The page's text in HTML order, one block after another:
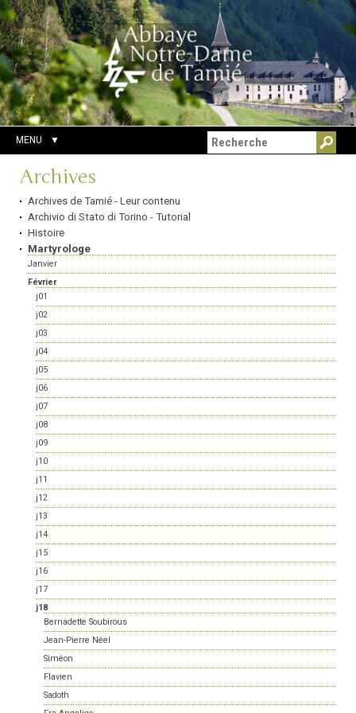
Aller
au
contenu.
|
Aller
à
la
navigation
Outils
personnels
Chercher par
Recherche
avancée…
MENU
Navigation
Archives
Archives de Tamié - Leur contenu
Archivio di Stato di Torino - Tutorial
Histoire
Martyrologe
Janvier
Février
j01
j02
j03
j04
j05
j06
j07
j08
j09
j10
j11
j12
j13
j14
j15
j16
j17
j18
Bernadette Soubirous
Jean-Pierre Néel
Siméon
Flavien
Sadoth